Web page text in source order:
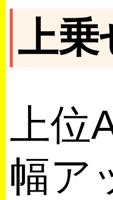
上乗
上位
幅ア